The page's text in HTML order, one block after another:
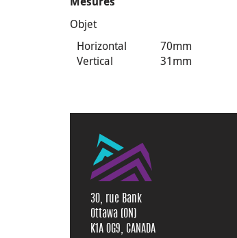
Objet
Horizontal
70mm
Vertical
31mm
30, rue Bank
Ottawa (ON)
K1A 0G9, CANADA